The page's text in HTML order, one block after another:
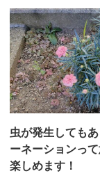
虫が発生しても
ーネーションっ
楽しめます！